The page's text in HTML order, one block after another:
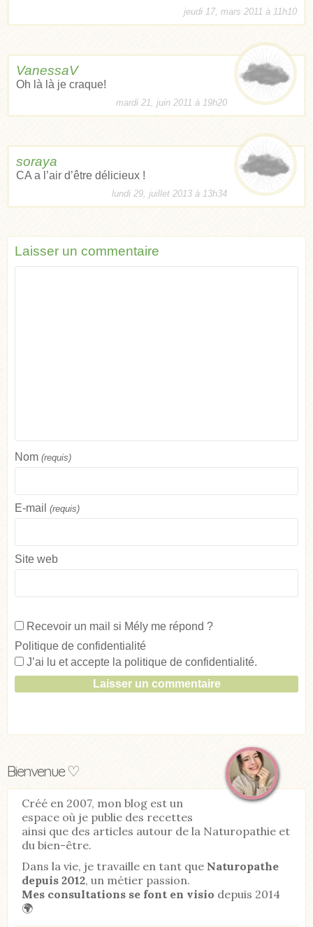
jeudi 17, mars 2011 à 11h10
VanessaV
Oh là là je craque!
mardi 21, juin 2011 à 19h20
soraya
CA a l’air d’être délicieux !
lundi 29, juillet 2013 à 13h34
Laisser un commentaire
Nom (requis)
E-mail (requis)
Site web
Recevoir un mail si Mély me répond ?
Politique de confidentialité
J’ai lu et accepte la politique de confidentialité.
Bienvenue ♡
Créé en 2007, mon blog est un
espace où je publie des recettes
ainsi que des articles autour de la Naturopathie et
du bien-être.
Dans la vie, je travaille en tant que Naturopathe
depuis 2012, un métier passion.
Mes consultations se font en visio depuis 2014
🌍